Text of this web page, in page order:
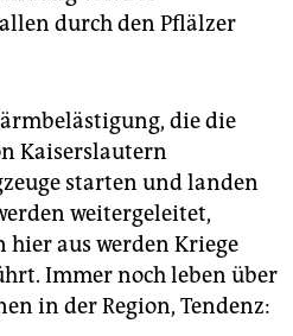
durch den Pflälzer
die die
Kaiserslautern
starten und landen
weitergeleitet,
aus werden Kriege
Immer noch leben über
in der Region, Tendenz: